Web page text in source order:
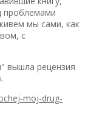
проблемами
мы сами, как
с
вышла рецензия
moj-drug-